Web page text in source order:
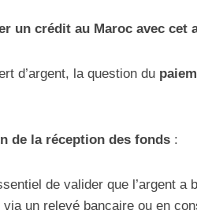
un crédit au Maroc avec cet
d’argent, la question du
de la réception des fonds :
de valider que l’argent
un relevé bancaire ou en